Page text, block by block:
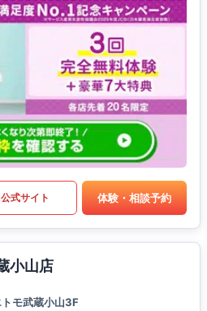
公式サイト 体験・相談予約
小山店
モ武蔵小山3F